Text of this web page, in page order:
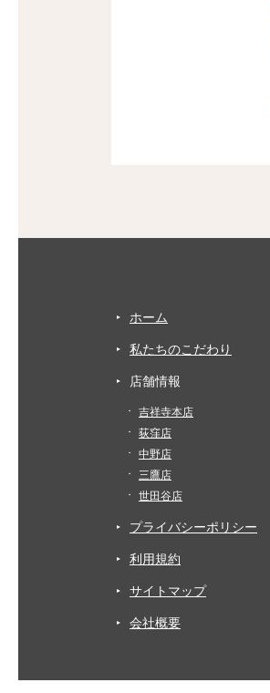
ホーム
私たちのこだわり
店舗情報
吉祥寺本店
荻窪店
中野店
三鷹店
世田谷店
プライバシーポリシー
利用規約
サイトマップ
会社概要